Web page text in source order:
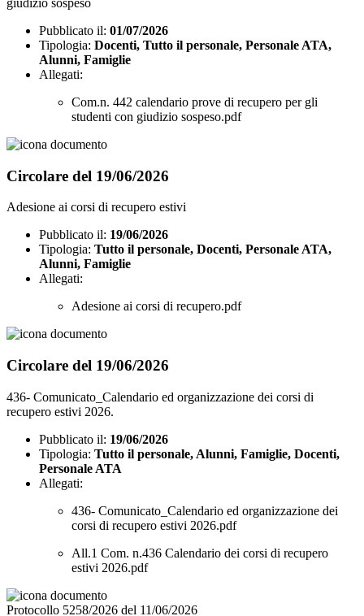
giudizio sospeso
Pubblicato il: 01/07/2026
Tipologia: Docenti, Tutto il personale, Personale ATA,
Alunni, Famiglie
Allegati:
Com.n. 442 calendario prove di recupero per gli
studenti con giudizio sospeso.pdf
Circolare del 19/06/2026
Adesione ai corsi di recupero estivi
Pubblicato il: 19/06/2026
Tipologia: Tutto il personale, Docenti, Personale ATA,
Alunni, Famiglie
Allegati:
Adesione ai corsi di recupero.pdf
Circolare del 19/06/2026
436- Comunicato_Calendario ed organizzazione dei corsi di
recupero estivi 2026.
Pubblicato il: 19/06/2026
Tipologia: Tutto il personale, Alunni, Famiglie, Docenti,
Personale ATA
Allegati:
436- Comunicato_Calendario ed organizzazione dei
corsi di recupero estivi 2026.pdf
All.1 Com. n.436 Calendario dei corsi di recupero
estivi 2026.pdf
Protocollo 5258/2026 del 11/06/2026